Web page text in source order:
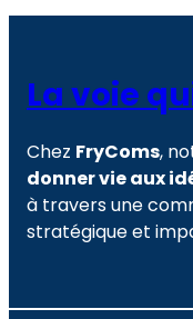
La voie
Chez FryComs,
donner vie aux
à travers une
stratégique et